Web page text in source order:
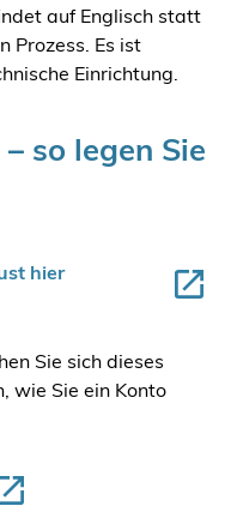
auf Englisch statt
Prozess. Es ist
Einrichtung.
so legen Sie
hier
Sie sich dieses
wie Sie ein Konto